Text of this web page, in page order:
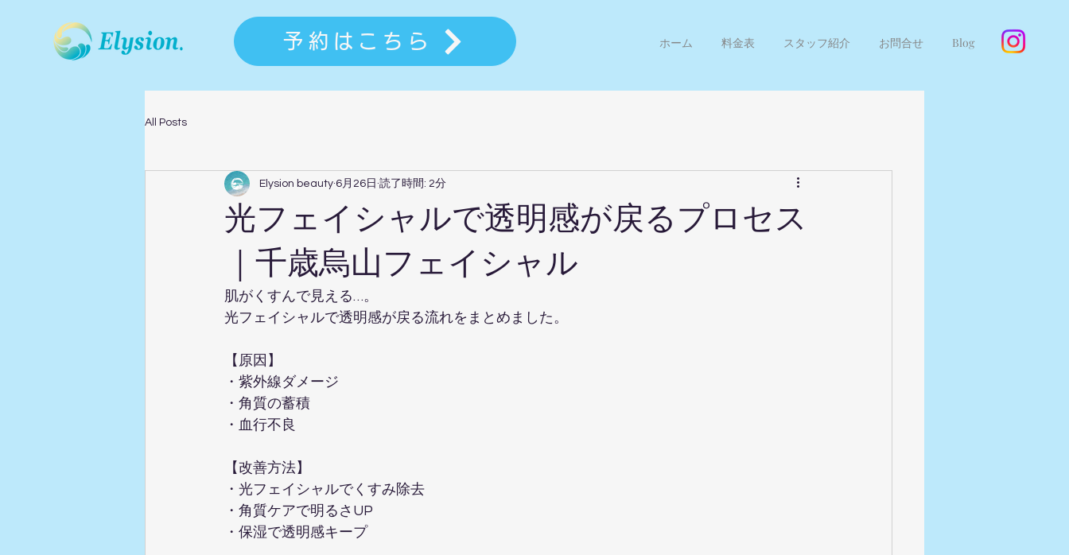
ホーム 料金表 スタッフ紹介 お問合せ Blog
予約はこちら
All Posts
光フェイシャルで透明感が戻るプロセス
｜千歳烏山フェイシャル
Elysion beauty 6月26日 読了時間: 2分
肌がくすんで見える…。
光フェイシャルで透明感が戻る流れをまとめました。
【原因】
・紫外線ダメージ
・角質の蓄積
・血行不良
【改善方法】
・光フェイシャルでくすみ除去
・角質ケアで明るさUP
・保湿で透明感キープ